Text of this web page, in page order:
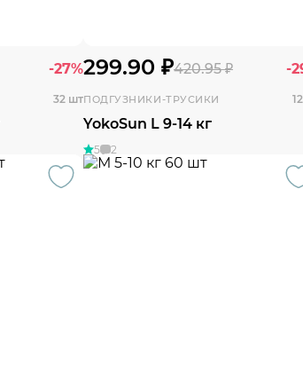
-27%
32 шт
299.90 ₽420.95 ₽ -
ПОДГУЗНИКИ-ТРУСИКИ
YokoSun L 9-14 кг
5 2